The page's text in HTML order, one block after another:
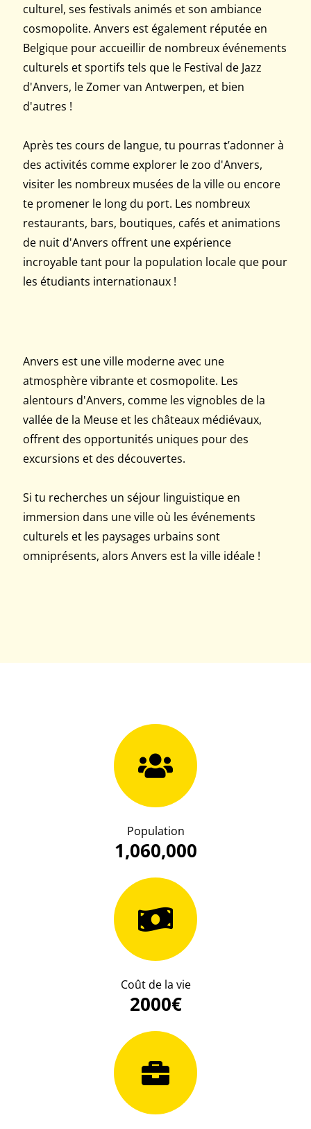
culturel, ses festivals animés et son ambiance
cosmopolite. Anvers est également réputée en
Belgique pour accueillir de nombreux événements
culturels et sportifs tels que le Festival de Jazz
d'Anvers, le Zomer van Antwerpen, et bien
d'autres !
Après tes cours de langue, tu pourras t’adonner à
des activités comme explorer le zoo d'Anvers,
visiter les nombreux musées de la ville ou encore
te promener le long du port. Les nombreux
restaurants, bars, boutiques, cafés et animations
de nuit d'Anvers offrent une expérience
incroyable tant pour la population locale que pour
les étudiants internationaux !
Anvers est une ville moderne avec une
atmosphère vibrante et cosmopolite. Les
alentours d'Anvers, comme les vignobles de la
vallée de la Meuse et les châteaux médiévaux,
offrent des opportunités uniques pour des
excursions et des découvertes.
Si tu recherches un séjour linguistique en
immersion dans une ville où les événements
culturels et les paysages urbains sont
omniprésents, alors Anvers est la ville idéale !
1,060,000
Population
2000€
Coût de la vie